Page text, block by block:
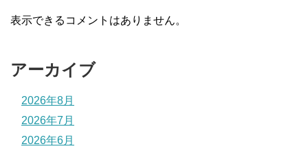
表示できるコメントはありません。
アーカイブ
2026年8月
2026年7月
2026年6月